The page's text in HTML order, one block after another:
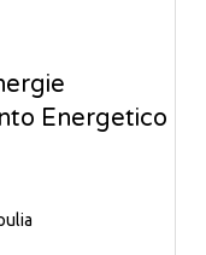
Energetico